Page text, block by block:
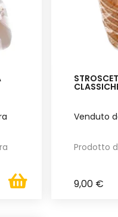
Venduto
Prodotto
9,00 €